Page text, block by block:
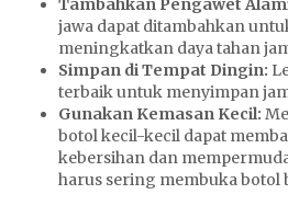
Tambahkan Pengawet
jawa dapat ditambahkan
meningkatkan daya tahan
Simpan di Tempat Dingin:
terbaik untuk menyimpan
Gunakan Kemasan Kecil:
botol kecil-kecil dapat
kebersihan dan
harus sering membuka botol